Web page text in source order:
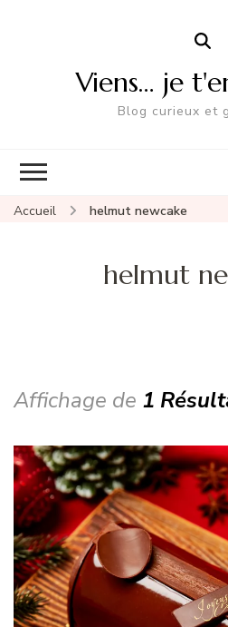
Viens… je
Blog curieux et
Accueil helmut newcake
helmut
Affichage de 1